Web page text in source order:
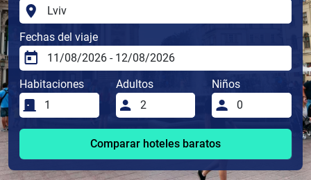
Fechas del viaje
Habitaciones Adultos Niños
Comparar hoteles baratos